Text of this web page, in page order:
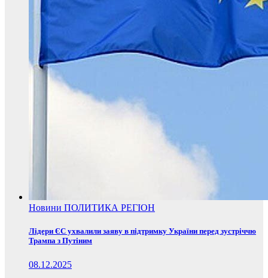
Новини ПОЛИТИКА РЕГІОН
Лідери ЄС ухвалили заяву в підтримку України перед зустріччю
Трампа з Путіним
08.12.2025